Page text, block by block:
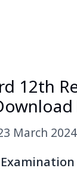
12th
March